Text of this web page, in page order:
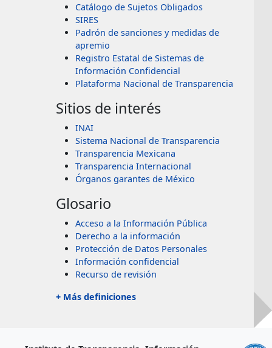
Catálogo de Sujetos Obligados
SIRES
Padrón de sanciones y medidas de
apremio
Registro Estatal de Sistemas de
Información Confidencial
Plataforma Nacional de Transparencia
Sitios de interés
INAI
Sistema Nacional de Transparencia
Transparencia Mexicana
Transparencia Internacional
Órganos garantes de México
Glosario
Acceso a la Información Pública
Derecho a la información
Protección de Datos Personales
Información confidencial
Recurso de revisión
+ Más definiciones